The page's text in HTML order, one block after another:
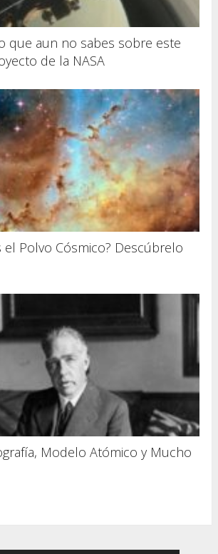
que aun no sabes sobre este
de la NASA
el Polvo Cósmico? Descúbrelo
Modelo Atómico y Mucho